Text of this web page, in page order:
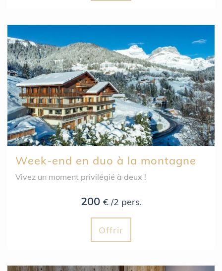
Week-end en duo à la montagne
Vivez un moment privilégié à deux !
200 € /2 pers.
Offrir